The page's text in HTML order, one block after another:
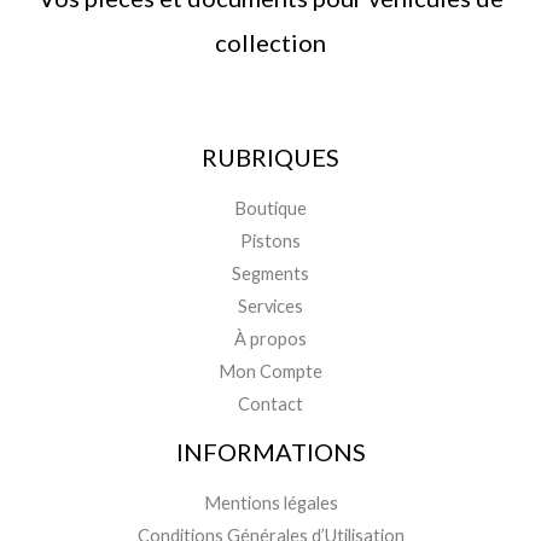
collection
RUBRIQUES
Boutique
Pistons
Segments
Services
À propos
Mon Compte
Contact
INFORMATIONS
Mentions légales
Conditions Générales d’Utilisation